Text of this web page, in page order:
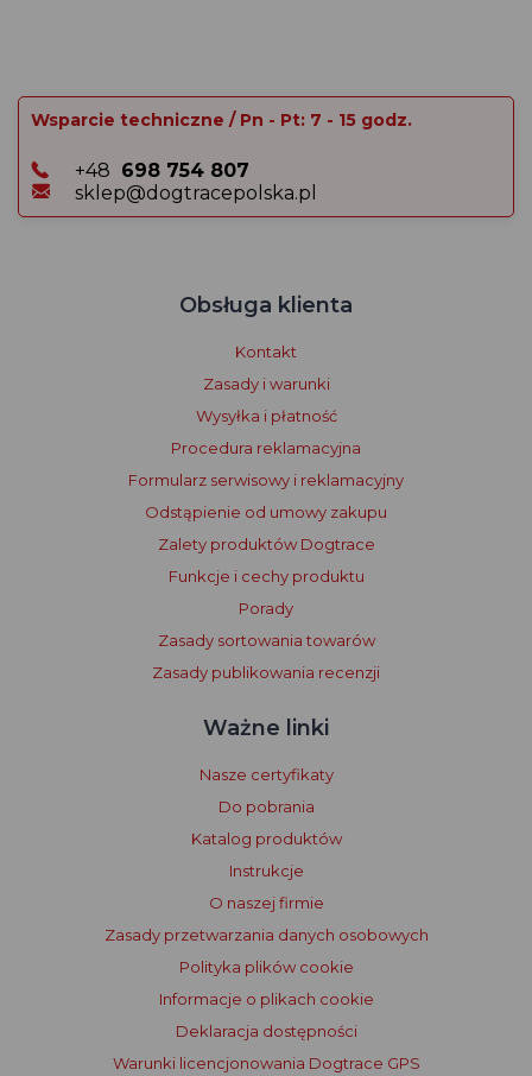
Wsparcie techniczne / Pn - Pt: 7 - 15 godz.
+48 698 754 807
sklep@dogtracepolska.pl
Obsługa klienta
Kontakt
Zasady i warunki
Wysyłka i płatność
Procedura reklamacyjna
Formularz serwisowy i reklamacyjny
Odstąpienie od umowy zakupu
Zalety produktów Dogtrace
Funkcje i cechy produktu
Porady
Zasady sortowania towarów
Zasady publikowania recenzji
Ważne linki
Nasze certyfikaty
Do pobrania
Katalog produktów
Instrukcje
O naszej firmie
Zasady przetwarzania danych osobowych
Polityka plików cookie
Informacje o plikach cookie
Deklaracja dostępności
Warunki licencjonowania Dogtrace GPS